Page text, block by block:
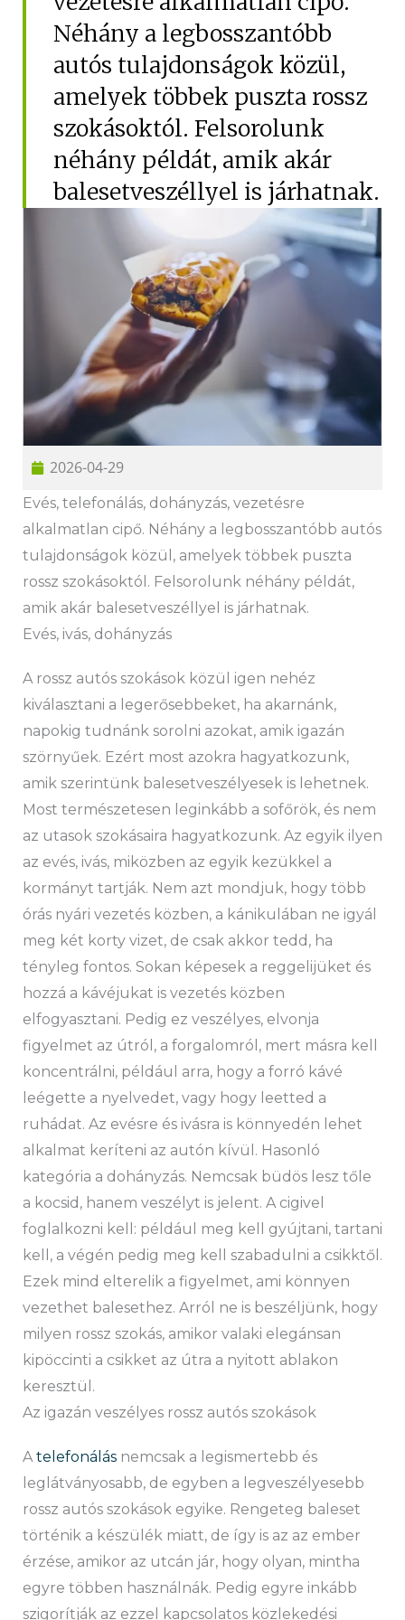
Hűtőautó bérlés
Feltételek
Szolgáltatások
Gy.i.k.
Blog
Kapcsolat
Néhány a legbosszantóbb
autós tulajdonságok közül,
amelyek többek puszta rossz
szokásoktól. Felsorolunk
néhány példát, amik akár
balesetveszéllyel is járhatnak.
2026-04-29
Evés, telefonálás, dohányzás, vezetésre
alkalmatlan cipő. Néhány a legbosszantóbb autós
tulajdonságok közül, amelyek többek puszta
rossz szokásoktól. Felsorolunk néhány példát,
amik akár balesetveszéllyel is járhatnak.
Evés, ivás, dohányzás
A rossz autós szokások közül igen nehéz
kiválasztani a legerősebbeket, ha akarnánk,
napokig tudnánk sorolni azokat, amik igazán
szörnyűek. Ezért most azokra hagyatkozunk,
amik szerintünk balesetveszélyesek is lehetnek.
Most természetesen leginkább a sofőrök, és nem
az utasok szokásaira hagyatkozunk. Az egyik ilyen
az evés, ivás, miközben az egyik kezükkel a
kormányt tartják. Nem azt mondjuk, hogy több
órás nyári vezetés közben, a kánikulában ne igyál
meg két korty vizet, de csak akkor tedd, ha
tényleg fontos. Sokan képesek a reggelijüket és
hozzá a kávéjukat is vezetés közben
elfogyasztani. Pedig ez veszélyes, elvonja
figyelmet az útról, a forgalomról, mert másra kell
koncentrálni, például arra, hogy a forró kávé
leégette a nyelvedet, vagy hogy leetted a
ruhádat. Az evésre és ivásra is könnyedén lehet
alkalmat keríteni az autón kívül. Hasonló
kategória a dohányzás. Nemcsak büdös lesz tőle
a kocsid, hanem veszélyt is jelent. A cigivel
foglalkozni kell: például meg kell gyújtani, tartani
kell, a végén pedig meg kell szabadulni a csikktől.
Ezek mind elterelik a figyelmet, ami könnyen
vezethet balesethez. Arról ne is beszéljünk, hogy
milyen rossz szokás, amikor valaki elegánsan
kipöccinti a csikket az útra a nyitott ablakon
keresztül.
Az igazán veszélyes rossz autós szokások
Atelefonálás nemcsak a legismertebb és
leglátványosabb, de egyben a legveszélyesebb
rossz autós szokások egyike. Rengeteg baleset
történik a készülék miatt, de így is az az ember
érzése, amikor az utcán jár, hogy olyan, mintha
egyre többen használnák. Pedig egyre inkább
szigorítják az ezzel kapcsolatos közlekedési